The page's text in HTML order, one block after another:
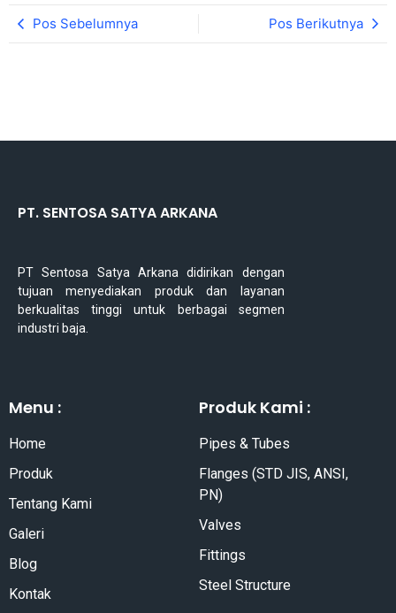
Pos Sebelumnya Pos Berikutnya
PT. SENTOSA SATYA ARKANA
PT Sentosa Satya Arkana didirikan dengan
tujuan menyediakan produk dan layanan
berkualitas tinggi untuk berbagai segmen
industri baja.
Menu :
Home
Produk
Tentang Kami
Galeri
Blog
Kontak
Produk Kami :
Pipes & Tubes
Flanges (STD JIS, ANSI,
PN)
Valves
Fittings
Steel Structure